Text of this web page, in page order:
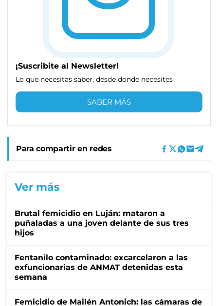
¡Suscribite al Newsletter!
Lo que necesitas saber, desde donde necesites
SABER MÁS
Para compartir en redes
Ver más
Brutal femicidio en Luján: mataron a
puñaladas a una joven delante de sus tres
hijos
Fentanilo contaminado: excarcelaron a las
exfuncionarias de ANMAT detenidas esta
semana
Femicidio de Mailén Antonich: las cámaras de